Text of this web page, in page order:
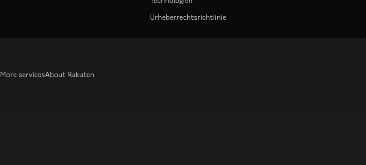
Urheberrechtsrichtlinie
More servicesAbout Rakuten